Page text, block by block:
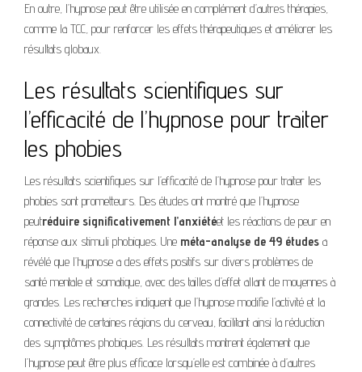
En outre, l’hypnose peut être utilisée en complément d’autres thérapies,
comme la TCC, pour renforcer les effets thérapeutiques et améliorer les
résultats globaux.
Les résultats scientifiques sur
l’efficacité de l’hypnose pour traiter
les phobies
Les résultats scientifiques sur l’efficacité de l’hypnose pour traiter les
phobies sont prometteurs. Des études ont montré que l’hypnose
peutréduire significativement l’anxiétéet les réactions de peur en
réponse aux stimuli phobiques. Une méta-analyse de 49 études a
révélé que l’hypnose a des effets positifs sur divers problèmes de
santé mentale et somatique, avec des tailles d’effet allant de moyennes à
grandes. Les recherches indiquent que l’hypnose modifie l’activité et la
connectivité de certaines régions du cerveau, facilitant ainsi la réduction
des symptômes phobiques. Les résultats montrent également que
l’hypnose peut être plus efficace lorsqu’elle est combinée à d’autres